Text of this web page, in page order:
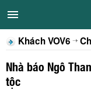
CHUYÊN MỤC
Khách VOV6
Khách VOV6
Nhà báo Ngô
tộc